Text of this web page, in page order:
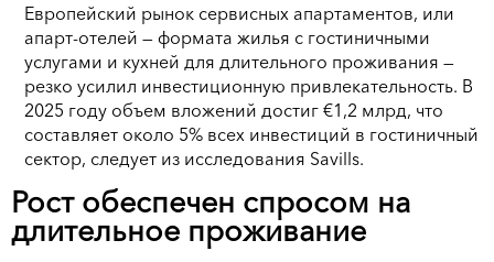
Европейский рынок сервисных апартаментов, или
апарт-отелей — формата жилья с гостиничными
услугами и кухней для длительного проживания —
резко усилил инвестиционную привлекательность. В
2025 году объем вложений достиг €1,2 млрд, что
составляет около 5% всех инвестиций в гостиничный
сектор, следует из исследования Savills.
Рост обеспечен спросом на
длительное проживание